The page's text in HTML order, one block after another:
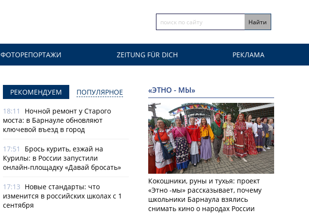
ФОТОРЕПОРТАЖИ ZEITUNG FÜR DICH РЕКЛАМА
РЕКОМЕНДУЕМ ПОПУЛЯРНОЕ
18:11
Ночной ремонт у Старого
моста: в Барнауле обновляют
ключевой въезд в город
17:51
Брось курить, езжай на
Курилы: в России запустили
онлайн-­площадку «Давай бросать»
17:13 Новые стандарты: что
изменится в российских школах с 1
сентября
«ЭТНО - МЫ»
Кокошники, руны и тухья: проект
«Этно -мы» рассказывает, почему
школьники Барнаула взялись
снимать кино о народах России